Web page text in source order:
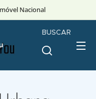
Nacional
BUSCAR